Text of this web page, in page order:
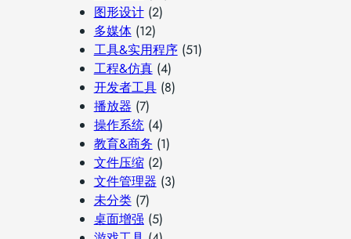
图形设计(2)
多媒体(12)
工具&实用程序(51)
工程&仿真(4)
开发者工具(8)
播放器 (7)
操作系统(4)
教育&商务 (1)
文件压缩(2)
文件管理器 (3)
未分类(7)
桌面增强(5)